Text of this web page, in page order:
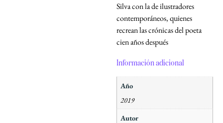
Silva con la de ilustradores
contemporáneos, quienes
recrean las crónicas del poeta
cien años después
Información adicional
Año
2019
Autor